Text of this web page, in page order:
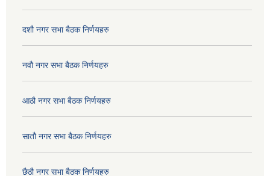
दशौ नगर सभा बैठक निर्णयहरु
नवौ नगर सभा बैठक निर्णयहरु
आठौ नगर सभा बैठक निर्णयहरु
सातौ नगर सभा बैठक निर्णयहरु
छैठौ नगर सभा बैठक निर्णयहरु